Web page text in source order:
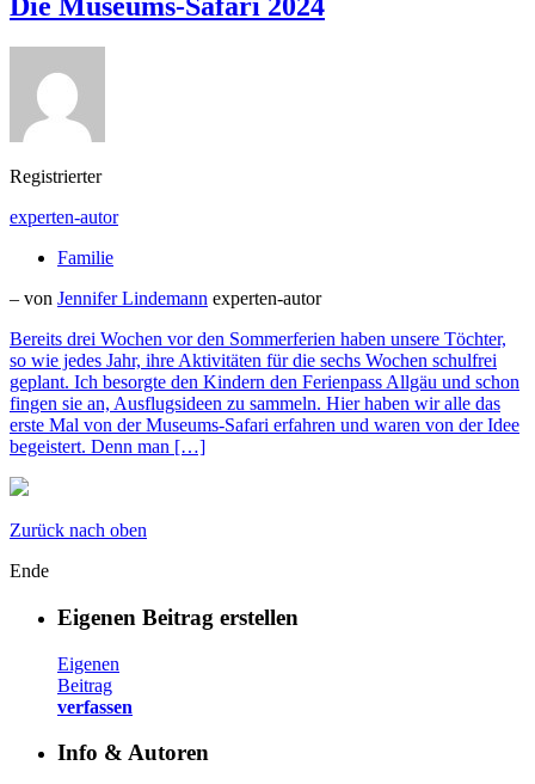
Die Museums-Safari 2024
Registrierter
experten-autor
Familie
– von Jennifer Lindemann experten-autor
Bereits drei Wochen vor den Sommerferien haben unsere Töchter,
so wie jedes Jahr, ihre Aktivitäten für die sechs Wochen schulfrei
geplant. Ich besorgte den Kindern den Ferienpass Allgäu und schon
fingen sie an, Ausflugsideen zu sammeln. Hier haben wir alle das
erste Mal von der Museums-Safari erfahren und waren von der Idee
begeistert. Denn man […]
Zurück nach oben
Ende
Eigenen Beitrag erstellen
Eigenen
Beitrag
verfassen
Info & Autoren